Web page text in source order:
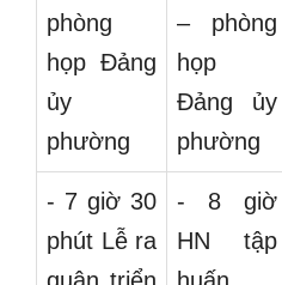
phòng
họp Đảng
ủy
phường
– phòng
họp
Đảng ủy
phường
- 7 giờ 30
phút Lễ ra
- 8 giờ
HN tập